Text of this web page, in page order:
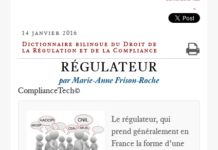
14 janvier 2016
Dictionnaire bilingue du Droit de
la Régulation et de la Compliance
RÉGULATEUR
par Marie-Anne Frison-Roche
ComplianceTech©
Le régulateur, qui
prend généralement en
France la forme d’une